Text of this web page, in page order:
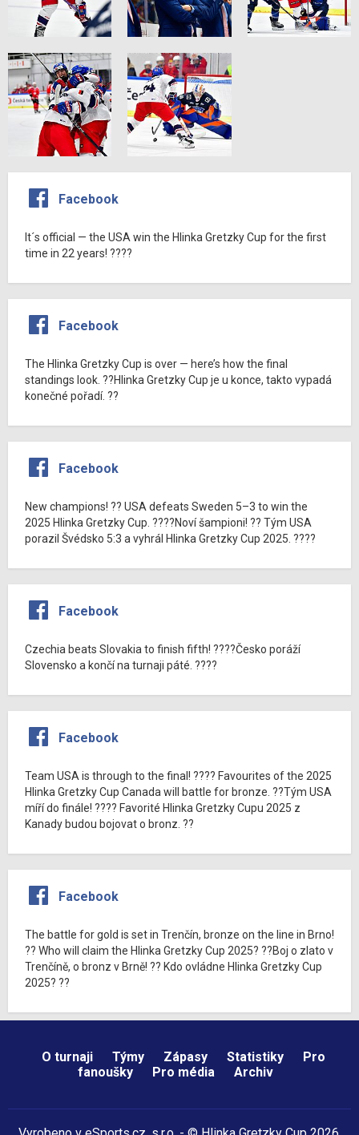
Facebook
It´s official — the USA win the Hlinka Gretzky Cup for the first
time in 22 years! ????
Facebook
The Hlinka Gretzky Cup is over — here’s how the final
standings look. ??Hlinka Gretzky Cup je u konce, takto vypadá
konečné pořadí. ??
Facebook
New champions! ?? USA defeats Sweden 5–3 to win the
2025 Hlinka Gretzky Cup. ????Noví šampioni! ?? Tým USA
porazil Švédsko 5:3 a vyhrál Hlinka Gretzky Cup 2025. ????
Facebook
Czechia beats Slovakia to finish fifth! ????Česko poráží
Slovensko a končí na turnaji páté. ????
Facebook
Team USA is through to the final! ???? Favourites of the 2025
Hlinka Gretzky Cup Canada will battle for bronze. ??Tým USA
míří do finále! ???? Favorité Hlinka Gretzky Cupu 2025 z
Kanady budou bojovat o bronz. ??
Facebook
The battle for gold is set in Trenčín, bronze on the line in Brno!
?? Who will claim the Hlinka Gretzky Cup 2025? ??Boj o zlato v
Trenčíně, o bronz v Brně! ?? Kdo ovládne Hlinka Gretzky Cup
2025? ??
O turnaji Týmy Zápasy Statistiky
Pro
fanoušky
Pro média Archiv